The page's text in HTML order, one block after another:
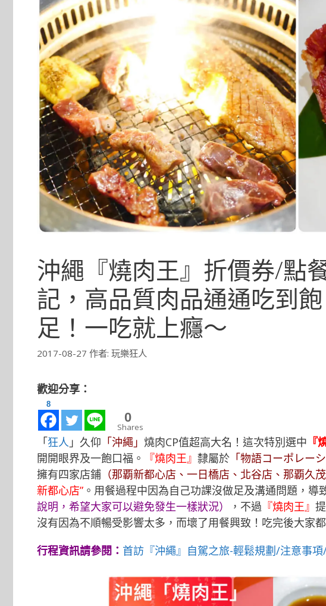
沖繩『燒肉王』折價券/點
記，高品質肉品通通吃到
足！一吃就上癮～
2017-08-27 作者: 玩樂狂人
歡迎分享：
8
0
Shares
「狂人 」久仰 「沖繩」 燒肉CP值超高大名！這次特別選中 『
開開眼界及一飽口福。
『燒肉王』 隸屬於 「物語コーポレーシ
擁有四家店鋪 （那覇新都心店、一日橋店、北谷店、那覇久茂
新都心店” 。用餐過程中因為自己功課沒做足及溝通問題，導
說明，希望大家可以避免發生一樣狀況）
，不過 『燒肉王』
沒有因為不順暢受影響太多，而壞了用餐興致！吃完後大家
行程資訊請參閱： 首訪『沖繩』自駕之旅-輕鬆規劃/注意事